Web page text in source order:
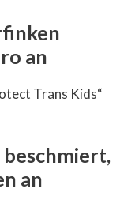
an
Trans Kids“
an